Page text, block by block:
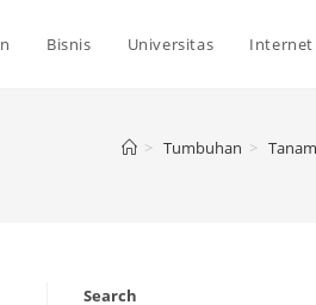
Bisnis Universitas
> Tumbuhan >
Search